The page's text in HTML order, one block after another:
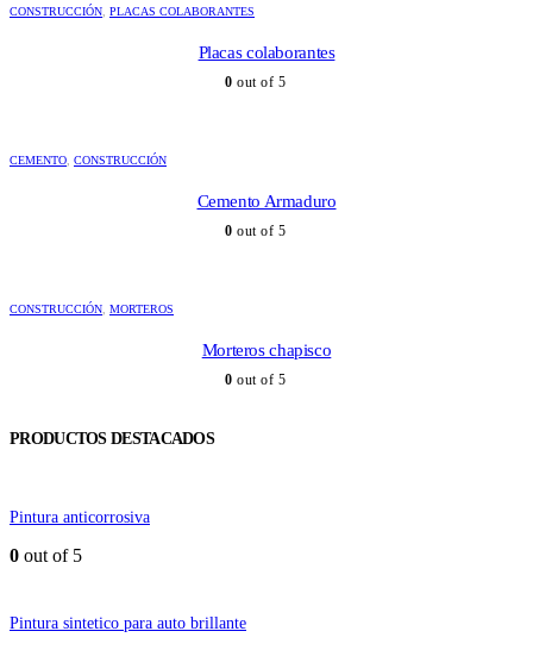
CONSTRUCCIÓN, PLACAS COLABORANTES
Placas colaborantes
0 out of 5
CEMENTO, CONSTRUCCIÓN
Cemento Armaduro
0 out of 5
CONSTRUCCIÓN, MORTEROS
Morteros chapisco
0 out of 5
PRODUCTOS DESTACADOS
Pintura anticorrosiva
0 out of 5
Pintura sintetico para auto brillante